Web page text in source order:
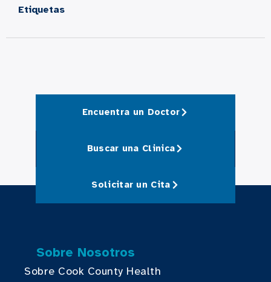
Etiquetas
Encuentra un Doctor
Buscar una Clinica
Solicitar un Cita
Sobre Nosotros
Sobre Cook County Health